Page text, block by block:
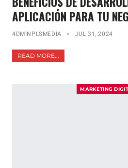
APLICACIÓN PARA TU
4DMINPLSMEDIA JUL 31, 2024
READ MORE...
MARKETING